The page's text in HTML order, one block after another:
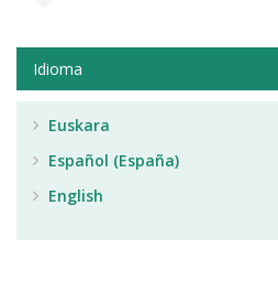
Idioma
Euskara
Español (España)
English